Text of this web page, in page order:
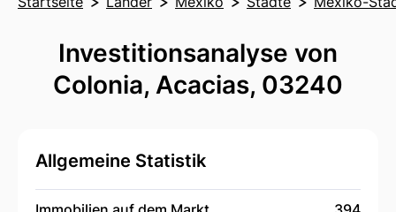
Investitionsanalyse von
Colonia, Acacias, 03240
Allgemeine Statistik